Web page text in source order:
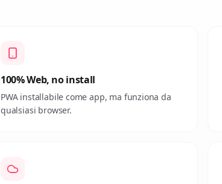
100% Web, no install
PWA installabile come app, ma funziona da
qualsiasi browser.